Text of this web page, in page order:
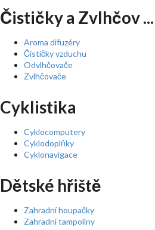
Čističky a Zvlhčov ...
Aroma difuzéry
Čističky vzduchu
Odvlhčovače
Zvlhčovače
Cyklistika
Cyklocomputery
Cyklodoplňky
Cyklonavigace
Dětské hřiště
Zahradní houpačky
Zahradní tampolíny